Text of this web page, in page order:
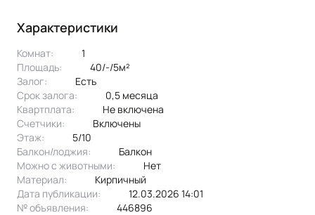
Жильцам предоставляется из мебели: кухонный гарнитур,
2 дивана, 3 шкафа, cтол, стулья. Из техники: холодильник,
плита, микроволновая печь, духовка, стиральная машина,
телевизор.
Эксклюзивное предложение!!
Характеристики
Комнат:
1
Площадь:
40/-/5м²
Залог:
есть
Срок залога:
0,5 месяца
Квартплата:
не включена
Счетчики:
включены
Этаж:
5/10
Балкон/лоджия:
балкон
Можно с животными:
нет
Материал:
кирпичный
Дата публикации:
12.03.2026 14:01
№ объявления:
446896